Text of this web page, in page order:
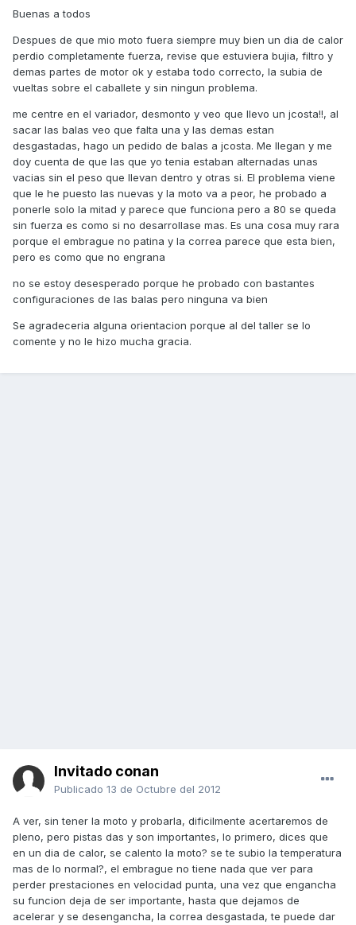
Buenas a todos
Despues de que mio moto fuera siempre muy bien un dia de calor
perdio completamente fuerza, revise que estuviera bujia, filtro y
demas partes de motor ok y estaba todo correcto, la subia de
vueltas sobre el caballete y sin ningun problema.
me centre en el variador, desmonto y veo que llevo un jcosta!!, al
sacar las balas veo que falta una y las demas estan
desgastadas, hago un pedido de balas a jcosta. Me llegan y me
doy cuenta de que las que yo tenia estaban alternadas unas
vacias sin el peso que llevan dentro y otras si. El problema viene
que le he puesto las nuevas y la moto va a peor, he probado a
ponerle solo la mitad y parece que funciona pero a 80 se queda
sin fuerza es como si no desarrollase mas. Es una cosa muy rara
porque el embrague no patina y la correa parece que esta bien,
pero es como que no engrana
no se estoy desesperado porque he probado con bastantes
configuraciones de las balas pero ninguna va bien
Se agradeceria alguna orientacion porque al del taller se lo
comente y no le hizo mucha gracia.
Invitado conan
Publicado 13 de Octubre del 2012
A ver, sin tener la moto y probarla, dificilmente acertaremos de
pleno, pero pistas das y son importantes, lo primero, dices que
en un dia de calor, se calento la moto? se te subio la temperatura
mas de lo normal?, el embrague no tiene nada que ver para
perder prestaciones en velocidad punta, una vez que engancha
su funcion deja de ser importante, hasta que dejamos de
acelerar y se desengancha, la correa desgastada, te puede dar